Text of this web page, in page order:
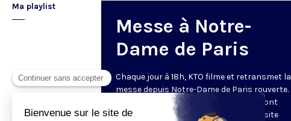
Ma playlist
Messe à Notre-
Dame de Paris
Chaque jour à 18h, KTO filme et retransmet la
messe depuis Notre-Dame de Paris rouverte.
Les textes des Vêpres et de la messe sont
presque toujours ceux qu’indiquent le site